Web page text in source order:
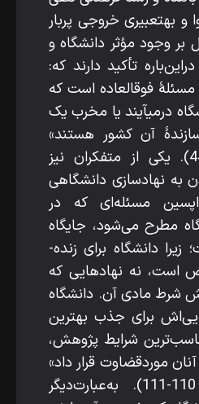
به­تعبیری خروجی پربار
بر وجود مؤثر دانشگاه و
تأکید دارند که:
فوق­العاده است که
درمی­آیند یا مخرب یک
آن کشور هستند»
(همان، ج 19: 443). یکی از متفکران نیز
به نهادسازی دانشگاهی
مسئله‌ای که در
مطرح می‌شود، جایگاه
انسان‌ها در آن است؛ زیرا دانشگاه برای زنده­
است، نه نهادهایی که
­شرط مادی آن. دانشگاه
برای جذب بهترین
شرایط پژوهش،
موردقضاوت قرار داد»
(یاسپرس، 1394: 110-111). به‌عبارت‌دیگر